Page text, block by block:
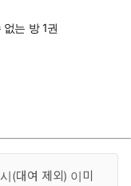
는 방 1권
(대여 제외) 이미